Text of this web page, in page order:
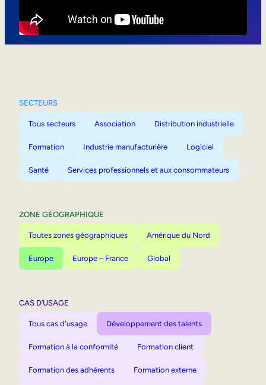
SECTEURS
Tous secteurs Association Distribution industrielle
Formation Industrie manufacturière Logiciel
Santé Services professionnels et aux consommateurs
ZONE GÉOGRAPHIQUE
Toutes zones géographiques Amérique du Nord
Europe Europe – France Global
CAS D’USAGE
Tous cas d'usage Développement des talents
Formation à la conformité Formation client
Formation des adhérents Formation externe